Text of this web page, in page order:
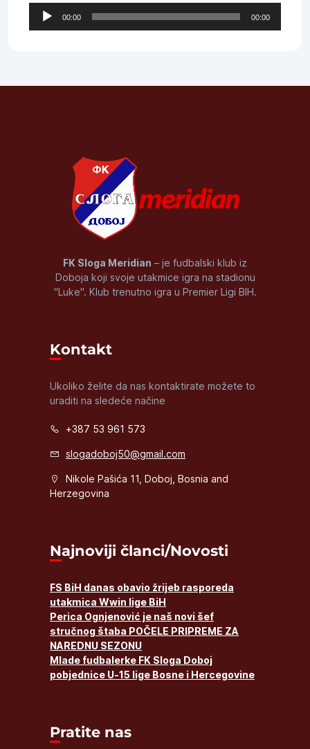
Audio
Player
00:00 00:00
FK Sloga Meridian – je fudbalski klub iz
Doboja koji svoje utakmice igra na stadionu
"Luke". Klub trenutno igra u Premier Ligi BIH.
Kontakt
Ukoliko želite da nas kontaktirate možete to
uraditi na sledeće načine
+387 53 961 573
slogadoboj50@gmail.com
Nikole Pašića 11, Doboj, Bosnia and
Herzegovina
Najnoviji članci/Novosti
FS BiH danas obavio žrijeb rasporeda
utakmica Wwin lige BiH
Perica Ognjenović je naš novi šef
stručnog štaba POČELE PRIPREME ZA
NAREDNU SEZONU
Mlade fudbalerke FK Sloga Doboj
pobjednice U-15 lige Bosne i Hercegovine
Pratite nas